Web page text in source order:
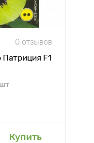
0 отзывов
F1
Купить